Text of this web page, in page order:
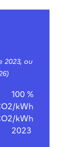
2023, ou
100 %
kWh
kWh
2023